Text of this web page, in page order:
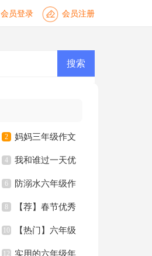
会员登录 会员注册
2 妈妈三年级作文
300字汇总九篇
4 我和谁过一天优
秀作文
6 防溺水六年级作
文8 【荐】春节优秀
作文
10 【热门】六年级
12 实用的六年级年